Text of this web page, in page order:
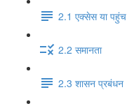
2.1 एक्सेस या पहुंच
2.2 समानता
2.3 शासन प्रबंधन